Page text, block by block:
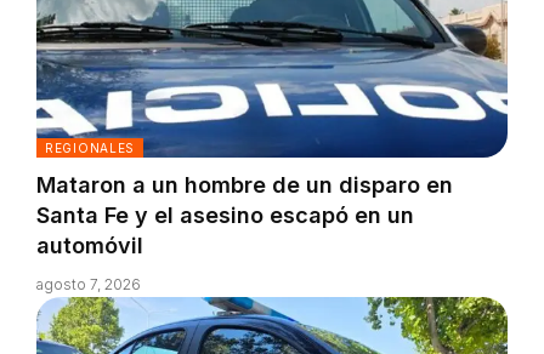
REGIONALES
Mataron a un hombre de un disparo en
Santa Fe y el asesino escapó en un
automóvil
agosto 7, 2026